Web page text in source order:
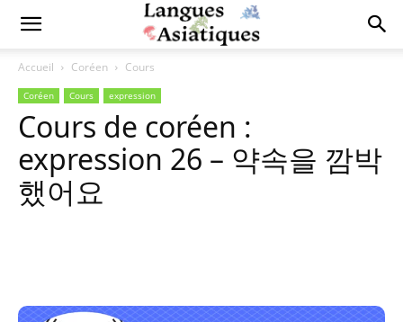
Accueil Coréen Cours
Coréen Cours expression
Cours de coréen :
expression 26 – 약속을 깜박
했어요